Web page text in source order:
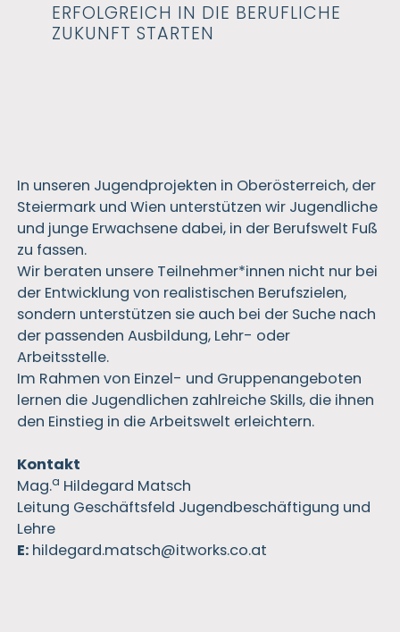
ERFOLGREICH IN DIE BERUFLICHE
ZUKUNFT STARTEN
In unseren Jugendprojekten in Oberösterreich, der
Steiermark und Wien unterstützen wir Jugendliche
und junge Erwachsene dabei, in der Berufswelt Fuß
zu fassen.
Wir beraten unsere Teilnehmer*innen nicht nur bei
der Entwicklung von realistischen Berufszielen,
sondern unterstützen sie auch bei der Suche nach
der passenden Ausbildung, Lehr- oder
Arbeitsstelle.
Im Rahmen von Einzel- und Gruppenangeboten
lernen die Jugendlichen zahlreiche Skills, die ihnen
den Einstieg in die Arbeitswelt erleichtern.
Kontakt
Mag.a Hildegard Matsch
Leitung Geschäftsfeld Jugendbeschäftigung und
Lehre
E: hildegard.matsch@itworks.co.at